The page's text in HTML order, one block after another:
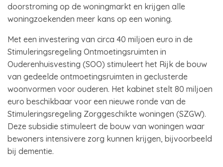
doorstroming op de woningmarkt en krijgen alle
woningzoekenden meer kans op een woning.
Met een investering van circa 40 miljoen euro in de
Stimuleringsregeling Ontmoetingsruimten in
Ouderenhuisvesting (SOO) stimuleert het Rijk de bouw
van gedeelde ontmoetingsruimten in geclusterde
woonvormen voor ouderen. Het kabinet stelt 80 miljoen
euro beschikbaar voor een nieuwe ronde van de
Stimuleringsregeling Zorggeschikte woningen (SZGW).
Deze subsidie stimuleert de bouw van woningen waar
bewoners intensivere zorg kunnen krijgen, bijvoorbeeld
bij dementie.